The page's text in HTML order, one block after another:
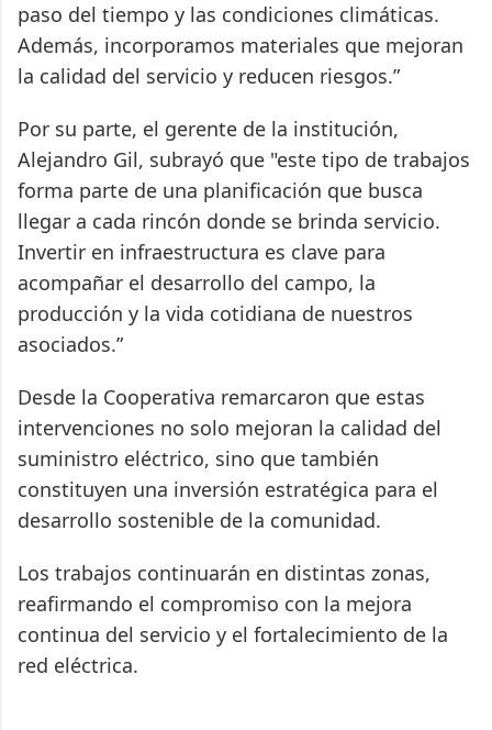
paso del tiempo y las condiciones climáticas.
Además, incorporamos materiales que mejoran
la calidad del servicio y reducen riesgos.”
Por su parte, el gerente de la institución,
Alejandro Gil, subrayó que "este tipo de trabajos
forma parte de una planificación que busca
llegar a cada rincón donde se brinda servicio.
Invertir en infraestructura es clave para
acompañar el desarrollo del campo, la
producción y la vida cotidiana de nuestros
asociados.”
Desde la Cooperativa remarcaron que estas
intervenciones no solo mejoran la calidad del
suministro eléctrico, sino que también
constituyen una inversión estratégica para el
desarrollo sostenible de la comunidad.
Los trabajos continuarán en distintas zonas,
reafirmando el compromiso con la mejora
continua del servicio y el fortalecimiento de la
red eléctrica.